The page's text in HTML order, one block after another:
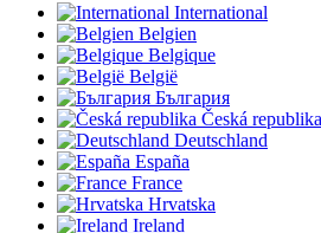
International
Belgien
Belgique
België
България
Česká republika
Deutschland
España
France
Hrvatska
Ireland